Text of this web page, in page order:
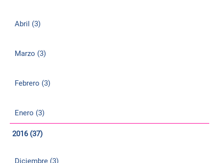
Abril (3)
Marzo (3)
Febrero (3)
Enero (3)
2016 (37)
Diciembre (3)